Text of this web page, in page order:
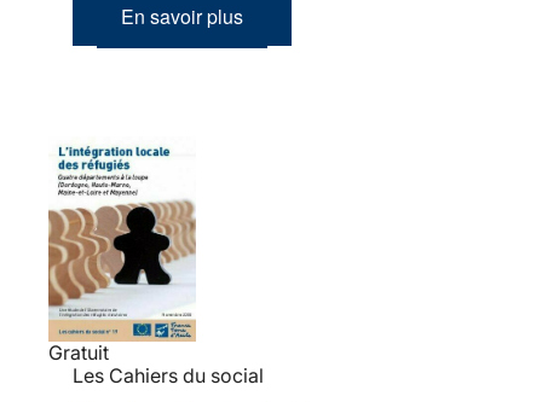
En savoir plus
Gratuit
Les Cahiers du social